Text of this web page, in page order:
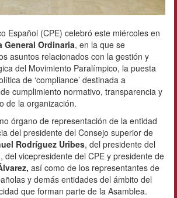
Español (CPE) celebró este miércoles en
General Ordinaria, en la que se
asuntos relacionados con la gestión y
del Movimiento Paralímpico, la puesta
de ‘compliance’ destinada a
cumplimiento normativo, transparencia y
de la organización.
órgano de representación de la entidad
del presidente del Consejo superior de
Rodríguez Uribes, del presidente del
, del vicepresidente del CPE y presidente de
así como de los representantes de
y demás entidades del ámbito del
que forman parte de la Asamblea.